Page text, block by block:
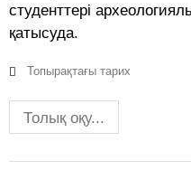
студенттері
қатысуда.
Топырақтағы тарих
Толық оқу...